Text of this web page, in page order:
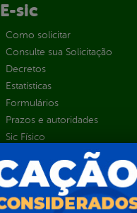
E-sic
Como solicitar
Consulte sua Solicitação
Decretos
Estatísticas
Formulários
Prazos e autoridades
Sic Físico
Solicitar um pedido